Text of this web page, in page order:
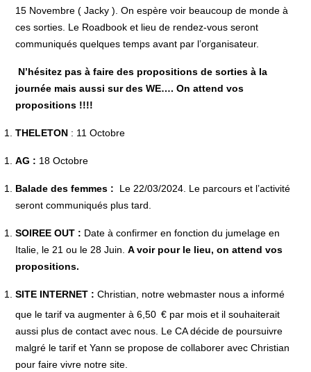
15 Novembre ( Jacky ). On espère voir beaucoup de monde à
ces sorties. Le Roadbook et lieu de rendez-vous seront
communiqués quelques temps avant par l’organisateur.
N’hésitez pas à faire des propositions de sorties à la
journée mais aussi sur des WE…. On attend vos
propositions !!!!
THELETON : 11 Octobre
AG : 18 Octobre
Balade des femmes :
Le 22/03/2024. Le parcours et l’activité
seront communiqués plus tard.
SOIREE OUT : Date à confirmer en fonction du jumelage en
Italie, le 21 ou le 28 Juin.A voir pour le lieu, on attend vos
propositions.
SITE INTERNET : Christian, notre webmaster nous a informé
que le tarif va augmenter à 6,50 € par mois et il souhaiterait
aussi plus de contact avec nous. Le CA décide de poursuivre
malgré le tarif et Yann se propose de collaborer avec Christian
pour faire vivre notre site.